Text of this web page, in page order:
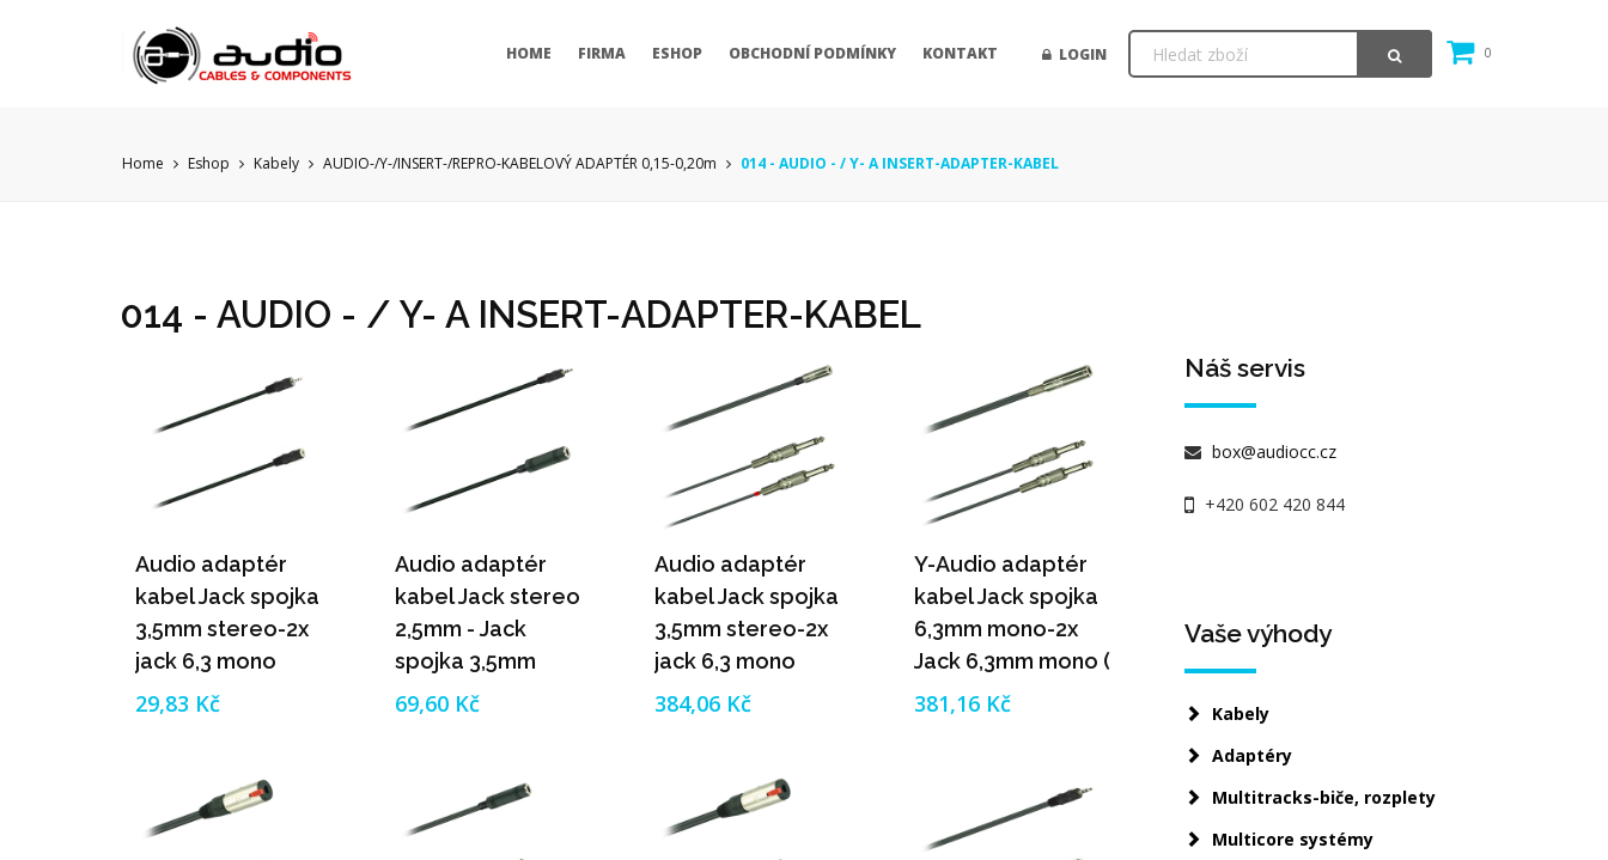
0
LOGIN
HOME FIRMA ESHOP OBCHODNÍ PODMÍNKY KONTAKT
Home Eshop Kabely AUDIO-/Y-/INSERT-/REPRO-KABELOVÝ ADAPTÉR 0,15-0,20m 014 - AUDIO - / Y- A INSERT-ADAPTER-KABEL
014 - AUDIO - / Y- A INSERT-ADAPTER-KABEL
Audio adaptér
kabel Jack spojka
3,5mm stereo-2x
jack 6,3 mono
(0,2m)
29,83 Kč
Audio adaptér
kabel Jack stereo
2,5mm - Jack
spojka 3,5mm
(0,2m)
69,60 Kč
Audio adaptér
kabel Jack spojka
3,5mm stereo-2x
jack 6,3 mono
(0,2m)
384,06 Kč
Y-Audio adaptér
kabel Jack spojka
6,3mm mono-2x
Jack 6,3mm mono (
0,2m)
381,16 Kč
Náš servis
box@audiocc.cz
+420 602 420 844
Vaše výhody
Kabely
Adaptéry
Multitracks-biče, rozplety
Multicore systémy